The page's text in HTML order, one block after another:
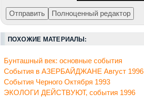
ПОХОЖИЕ МАТЕРИАЛЫ:
Бунташный век: основные события
События в АЗЕРБАЙДЖАНЕ Август 1996
События Черного Октября 1993
ЭКОЛОГИ ДЕЙСТВУЮТ, события 1996